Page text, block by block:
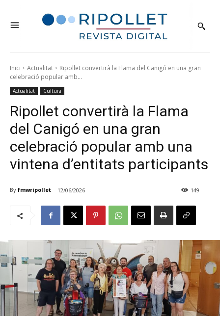
Inici Actualitat
Ripollet convertirà la Flama del Canigó en una gran
celebració popular amb...
Actualitat Cultura
Ripollet convertirà la Flama
del Canigó en una gran
celebració popular amb una
vintena d’entitats participants
By fmwripollet 12/06/2026 149